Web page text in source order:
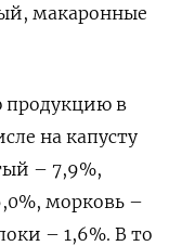
макаронные
продукцию в
на капусту
– 7,9%,
морковь –
– 1,6%. В то